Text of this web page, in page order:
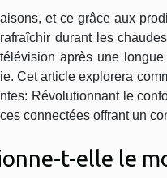
et ce grâce aux
durant les
après une
Cet article explorera
Révolutionnant le
connectées offrant un
t-elle le